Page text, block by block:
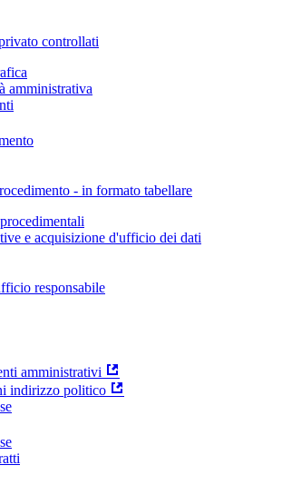
controllati
amministrativa
- in formato tabellare
e acquisizione d'ufficio dei dati
responsabile
amministrativi
indirizzo politico